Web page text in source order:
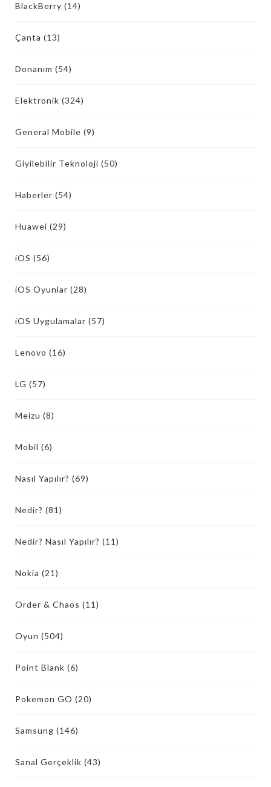
BlackBerry (14)
Çanta (13)
Donanım (54)
Elektronik (324)
General Mobile (9)
Giyilebilir Teknoloji (50)
Haberler (54)
Huawei (29)
iOS (56)
iOS Oyunlar (28)
iOS Uygulamalar (57)
Lenovo (16)
LG (57)
Meizu (8)
Mobil (6)
Nasıl Yapılır? (69)
Nedir? (81)
Nedir? Nasıl Yapılır? (11)
Nokia (21)
Order & Chaos (11)
Oyun (504)
Point Blank (6)
Pokemon GO (20)
Samsung (146)
Sanal Gerçeklik (43)